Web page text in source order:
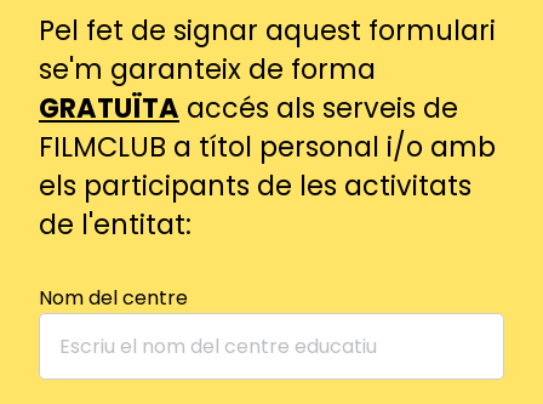
Pel fet de signar aquest formulari
se'm garanteix de forma
GRATUÏTA accés als serveis de
FILMCLUB a títol personal i/o amb
els participants de les activitats
de l'entitat:
Nom del centre